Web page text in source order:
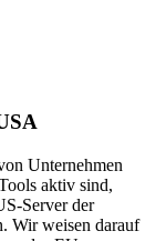
Unternehmen
aktiv sind,
Server der
Wir weisen darauf